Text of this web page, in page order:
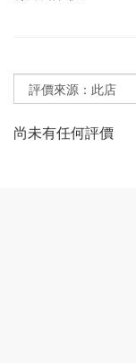
尚未有任何評價